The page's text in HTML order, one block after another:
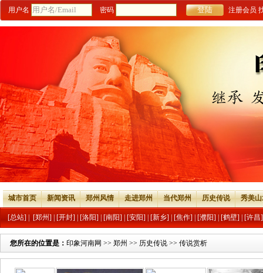
用户名 密码 注册会员
城市首页 新闻资讯 郑州风情 走进郑州 当代郑州 历史传说 秀美
[总站] [郑州] [开封] [洛阳] [南阳] [安阳] [新乡] [焦作] [濮阳] [鹤壁] [许昌]
您所在的位置是： 印象河南网 >> 郑州 >> 历史传说 >> 传说赏析